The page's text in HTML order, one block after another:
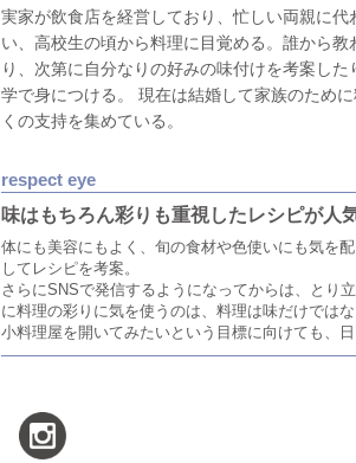
実家が飲食店を経営しており、忙しい両親に
い、高校生の頃から料理に目覚める。誰から
り、次第に自分なりの好みの味付けを考案し
学で身につける。 現在は結婚して家族のため
くの支持を集めている。
respect eye
味はもちろん彩りも重視したレシピが人
体にも美容にもよく、旬の食材や色使いにも気を
してレシピを考案。
さらにSNSで発信するようになってからは、とり
に料理の彩りに気を使うのは、料理は味だけでは
小料理屋を開いてみたいという目標に向けても、